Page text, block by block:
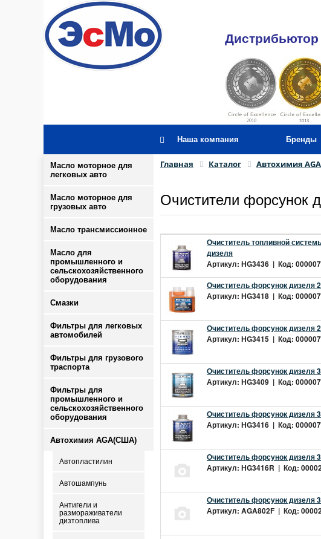
Наша компания Бренды
Масло моторное для
легковых авто
Масло моторное для
грузовых авто
Масло трансмиссионное
Масло для
промышленного и
сельскохозяйственного
оборудования
Смазки
Фильтры для легковых
автомобилей
Фильтры для грузового
траспорта
Фильтры для
промышленного и
сельскохозяйственного
оборудования
Автохимия AGA(США)
Автопластилин
Автошампунь
Антигели и
размораживатели
дизтоплива
Главная Каталог Автохимия
Очистители форсунок
Очиститель топливной
дизеля
Артикул: HG3436 | Код:
Очиститель форсунок дизеля
Артикул: HG3418 | Код:
Очиститель форсунок дизеля
Артикул: HG3415 | Код:
Очиститель форсунок дизеля
Артикул: HG3409 | Код:
Очиститель форсунок дизеля
Артикул: HG3416 | Код:
Очиститель форсунок дизеля
Артикул: HG3416R | Код:
Очиститель форсунок дизеля
Артикул: AGA802F | Код: